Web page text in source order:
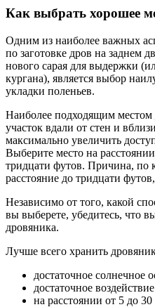
Как выбрать хорошее
Одним из наиболее важных
по заготовке дров на заднем
нового сарая для выдержки
кургана), является выбор
укладки поленьев.
Наиболее подходящим местом
участок вдали от стен и
максимально увеличить
Выберите место на
тридцати футов. Причина, по
расстояние до тридцати
Независимо от того, какой
вы выберете, убедитесь, что
дровяника.
Лучше всего хранить
достаточное солнечное
достаточное
на расстоянии от 5 до